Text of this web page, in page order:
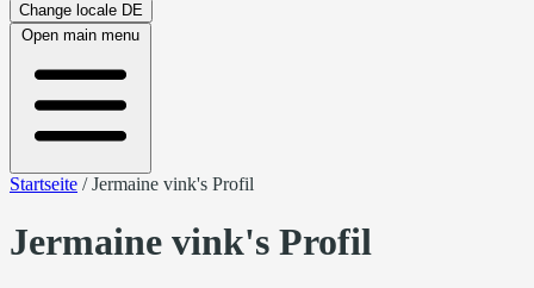
Change locale DE
Open main menu
Startseite /Jermaine vink's Profil
Jermaine vink's Profil